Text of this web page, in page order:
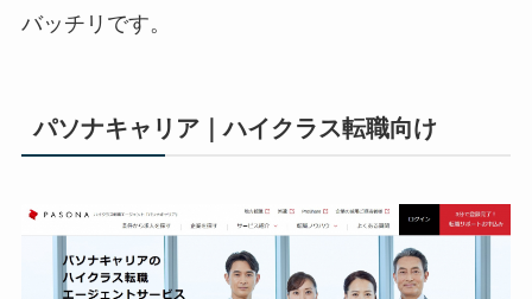
バッチリです。
パソナキャリア｜ハイクラス転職向け